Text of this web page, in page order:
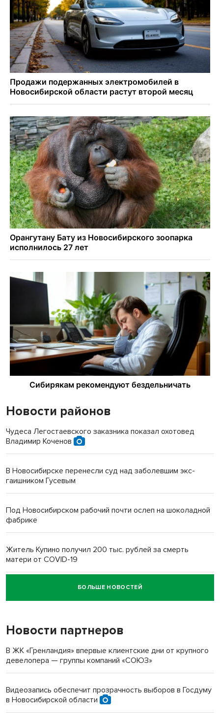
Новости районов
Чудеса Легостаевского заказника показал охотовед
Владимир Коченов
В Новосибирске перенесли суд над заболевшим экс-
гаишником Гусевым
Под Новосибирском рабочий почти ослеп на шоколадной
фабрике
Житель Купино получил 200 тыс. рублей за смерть
матери от COVID-19
Новосибирский суд наказал водителя за смерть
пенсионерки на вокзале
БОЛЬШЕ НОВОСТЕЙ
Новости партнеров
В ЖК «Гренландия» впервые клиентские дни от крупного
девелопера — группы компаний «СОЮЗ»
Видеозапись обеспечит прозрачность выборов в Госдуму
в Новосибирской области